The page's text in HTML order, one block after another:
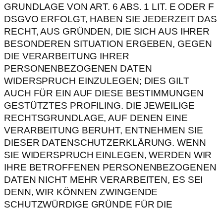
GRUNDLAGE VON ART. 6 ABS. 1 LIT. E ODER F
DSGVO ERFOLGT, HABEN SIE JEDERZEIT DAS
RECHT, AUS GRÜNDEN, DIE SICH AUS IHRER
BESONDEREN SITUATION ERGEBEN, GEGEN
DIE VERARBEITUNG IHRER
PERSONENBEZOGENEN DATEN
WIDERSPRUCH EINZULEGEN; DIES GILT
AUCH FÜR EIN AUF DIESE BESTIMMUNGEN
GESTÜTZTES PROFILING. DIE JEWEILIGE
RECHTSGRUNDLAGE, AUF DENEN EINE
VERARBEITUNG BERUHT, ENTNEHMEN SIE
DIESER DATENSCHUTZERKLÄRUNG. WENN
SIE WIDERSPRUCH EINLEGEN, WERDEN WIR
IHRE BETROFFENEN PERSONENBEZOGENEN
DATEN NICHT MEHR VERARBEITEN, ES SEI
DENN, WIR KÖNNEN ZWINGENDE
SCHUTZWÜRDIGE GRÜNDE FÜR DIE